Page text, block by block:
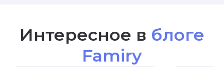
Интересное в блоге
Famiry